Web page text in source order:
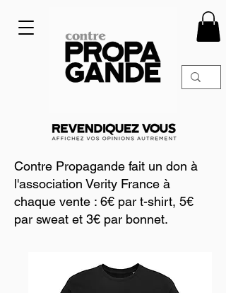
Contre Propagande fait un don à
l'association Verity France à
chaque vente : 6€ par t-shirt, 5€
par sweat et 3€ par bonnet.